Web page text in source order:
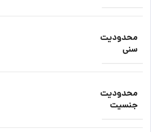
محدودیت
سنی
محدودیت
جنسیت